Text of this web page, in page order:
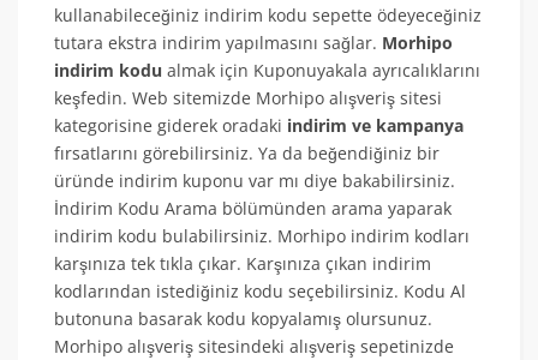
kullanabileceğiniz indirim kodu sepette ödeyeceğiniz
tutara ekstra indirim yapılmasını sağlar. Morhipo
indirim kodu almak için Kuponuyakala ayrıcalıklarını
keşfedin. Web sitemizde Morhipo alışveriş sitesi
kategorisine giderek oradaki indirim ve kampanya
fırsatlarını görebilirsiniz. Ya da beğendiğiniz bir
üründe indirim kuponu var mı diye bakabilirsiniz.
İndirim Kodu Arama bölümünden arama yaparak
indirim kodu bulabilirsiniz. Morhipo indirim kodları
karşınıza tek tıkla çıkar. Karşınıza çıkan indirim
kodlarından istediğiniz kodu seçebilirsiniz. Kodu Al
butonuna basarak kodu kopyalamış olursunuz.
Morhipo alışveriş sitesindeki alışveriş sepetinizde